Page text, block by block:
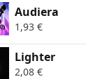
Audiera
1,93 €
Lighter
2,08 €